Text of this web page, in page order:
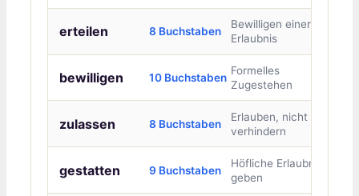
erteilen 8 Buchstaben
Bewilligen einer
Erlaubnis
bewilligen 10 Buchstaben
Formelles
Zugestehen
zulassen 8 Buchstaben
Erlauben, nicht
verhindern
gestatten 9 Buchstaben
Höfliche Erlaubnis
geben